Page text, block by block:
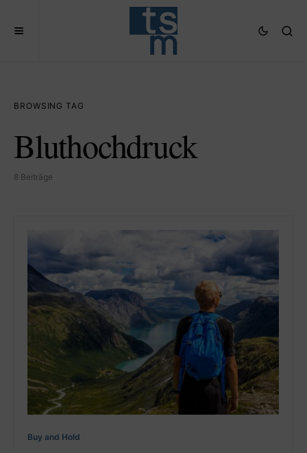
BROWSING TAG
Bluthochdruck
8 Beiträge
Buy and Hold